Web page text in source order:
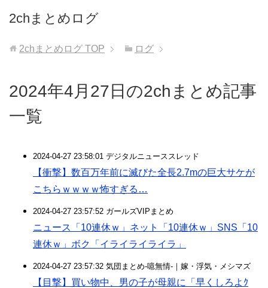
2chまとめログ
2chまとめログ TOP ログ
2024年4月27日の2chまとめ記事
一覧
2024-04-27 23:58:01 デジタルニューススレッド
【衝撃】数百万年前に滅びた全長2.7mの巨大サケが
こちらｗｗｗｗ怖すぎる…
2024-04-27 23:57:52 ガールズVIPまとめ
ニュース「10連休ｗ」ネット「10連休ｗ」SNS「10
連休ｗ」ボク「イライライライラ」
2024-04-27 23:57:32 気団まとめ-噫無情-｜嫁・浮気・メシマズ
【目撃】買い物中、男の子が母親に「早くしろよｸ